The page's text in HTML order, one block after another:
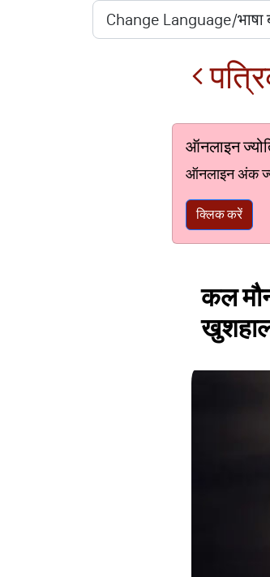
ऑनलाइन
ऑनलाइन अंक
क्लिक करें
कल